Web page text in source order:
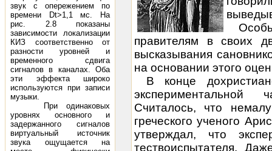
звук с опережением по
времени Dt>1,1 мс. На
рис. 2.8 показаны
зависимости локализации
КИЗ соответственно от
разности уровней и
временного сдвига
сигналов в каналах. Оба
эти эффекта широко
используются при записи
музыки.
При одинаковых
уровнях основного и
задержанного сигналов
виртуальный источник
звука ощущается на
правителям в своих
высказывания
на основании этого
В конце
экспериментальной
Считалось, что
греческого ученого
утверждал, что
тествоиспытателя.